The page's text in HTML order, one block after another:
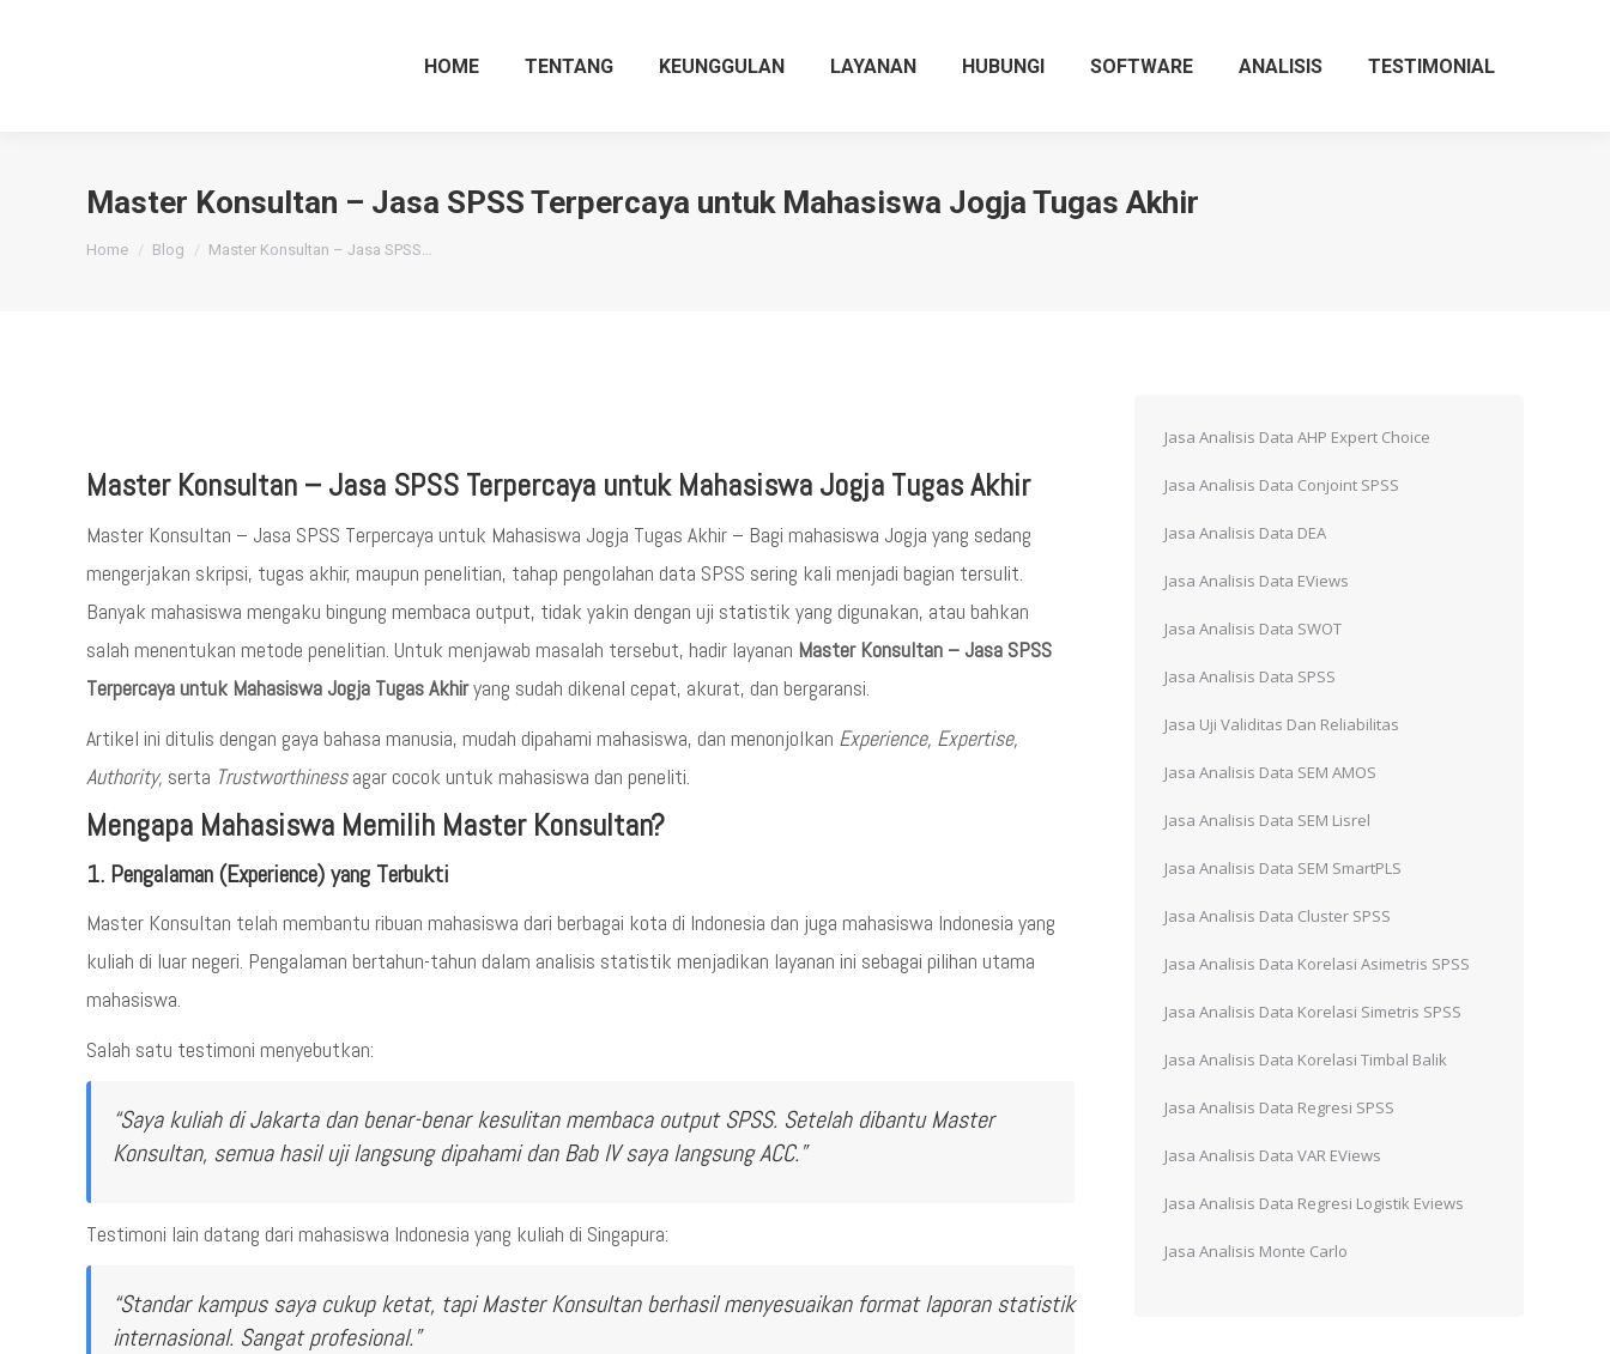
HOME TENTANG KEUNGGULAN LAYANAN HUBUNGI SOFTWARE ANALISIS TESTIMONIAL
Master Konsultan – Jasa SPSS Terpercaya untuk Mahasiswa Jogja Tugas Akhir
You are here:
Home Blog Master Konsultan – Jasa SPSS…
Master Konsultan – Jasa SPSS Terpercaya untuk Mahasiswa Jogja Tugas Akhir
Master Konsultan – Jasa SPSS Terpercaya untuk Mahasiswa Jogja Tugas Akhir – Bagi mahasiswa Jogja yang sedang
mengerjakan skripsi, tugas akhir, maupun penelitian, tahap pengolahan data SPSS sering kali menjadi bagian tersulit.
Banyak mahasiswa mengaku bingung membaca output, tidak yakin dengan uji statistik yang digunakan, atau bahkan
salah menentukan metode penelitian. Untuk menjawab masalah tersebut, hadir layanan Master Konsultan – Jasa SPSS
Terpercaya untuk Mahasiswa Jogja Tugas Akhiryang sudah dikenal cepat, akurat, dan bergaransi.
Artikel ini ditulis dengan gaya bahasa manusia, mudah dipahami mahasiswa, dan menonjolkan Experience, Expertise,
Authority, serta Trustworthinessagar cocok untuk mahasiswa dan peneliti.
Mengapa Mahasiswa Memilih Master Konsultan?
1. Pengalaman (Experience) yang Terbukti
Master Konsultan telah membantu ribuan mahasiswa dari berbagai kota di Indonesia dan juga mahasiswa Indonesia yang
kuliah di luar negeri. Pengalaman bertahun-tahun dalam analisis statistik menjadikan layanan ini sebagai pilihan utama
mahasiswa.
Salah satu testimoni menyebutkan:
“Saya kuliah di Jakarta dan benar-benar kesulitan membaca output SPSS. Setelah dibantu Master
Konsultan, semua hasil uji langsung dipahami dan Bab IV saya langsung ACC.”
Testimoni lain datang dari mahasiswa Indonesia yang kuliah di Singapura:
“Standar kampus saya cukup ketat, tapi Master Konsultan berhasil menyesuaikan format laporan statistik
internasional. Sangat profesional.”
Jasa Analisis Data AHP Expert Choice
Jasa Analisis Data Conjoint SPSS
Jasa Analisis Data DEA
Jasa Analisis Data EViews
Jasa Analisis Data SWOT
Jasa Analisis Data SPSS
Jasa Uji Validitas Dan Reliabilitas
Jasa Analisis Data SEM AMOS
Jasa Analisis Data SEM Lisrel
Jasa Analisis Data SEM SmartPLS
Jasa Analisis Data Cluster SPSS
Jasa Analisis Data Korelasi Asimetris SPSS
Jasa Analisis Data Korelasi Simetris SPSS
Jasa Analisis Data Korelasi Timbal Balik
Jasa Analisis Data Regresi SPSS
Jasa Analisis Data VAR EViews
Jasa Analisis Data Regresi Logistik Eviews
Jasa Analisis Monte Carlo